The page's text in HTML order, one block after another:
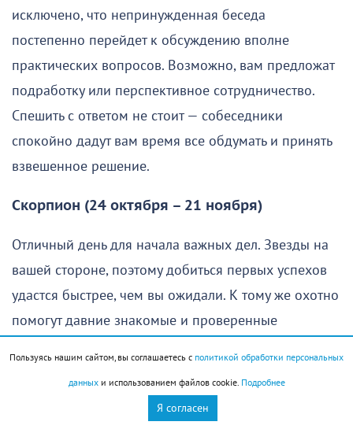
исключено, что непринужденная беседа
постепенно перейдет к обсуждению вполне
практических вопросов. Возможно, вам предложат
подработку или перспективное сотрудничество.
Спешить с ответом не стоит — собеседники
спокойно дадут вам время все обдумать и принять
взвешенное решение.
Скорпион (24 октября – 21 ноября)
Отличный день для начала важных дел. Звезды на
вашей стороне, поэтому добиться первых успехов
удастся быстрее, чем вы ожидали. К тому же охотно
помогут давние знакомые и проверенные
Не исключены приятные события в семье. Да,
Пользуясь нашим сайтом, вы соглашаетесь с политикой обработки персональных
данныхи использованием файлов cookie. Подробнее
Я согласен